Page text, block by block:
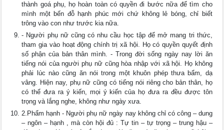
thành goá phụ, họ hoàn toàn có quyền đi bước nữa để tìm cho
mình một bến đỗ hạnh phúc mới chứ không lẻ bóng, chỉ biết
trông vào con như trước kia nữa.
- Người phụ nữ cũng có nhu cầu học tập để mở mang tri thức,
tham gia vào hoạt động chính trị xã hội. Họ có quyền quyết định
số phận của bản thân mình. - Trong đời sống ngày nay lời ăn
tiếng nói của người phụ nữ cũng hòa nhập với xã hội. Họ không
phải lúc nào cũng ăn nói trong một khuôn phép thưa bẩm, dạ
vâng. Hiện nay, phụ nữ cũng có tiếng nói riêng cho bản thân, họ
có thể đưa ra ý kiến, mọi ý kiến của họ đưa ra đều được tôn
trọng và lắng nghe, không như ngày xưa.
2.Phẩm hạnh - Người phụ nữ ngày nay không chỉ có công – dung
– ngôn – hạnh , mà còn hội đủ : Tự tin – tự trọng – trung hậu –